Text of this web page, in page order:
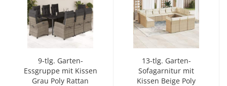
9-tlg. Garten-
Essgruppe mit Kissen
Grau Poly Rattan
13-tlg. Garten-
Sofagarnitur mit
Kissen Beige Poly